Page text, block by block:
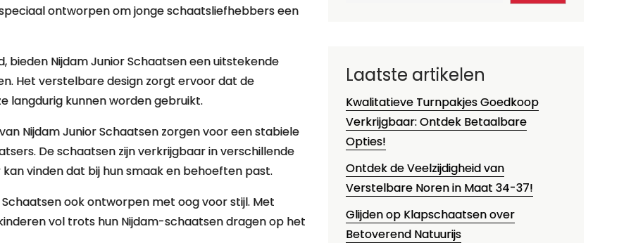
ontworpen om jonge schaatsliefhebbers een
Nijdam Junior Schaatsen een uitstekende
Het verstelbare design zorgt ervoor dat de
langdurig kunnen worden gebruikt.
Nijdam Junior Schaatsen zorgen voor een stabiele
De schaatsen zijn verkrijgbaar in verschillende
vinden dat bij hun smaak en behoeften past.
ook ontworpen met oog voor stijl. Met
vol trots hun Nijdam-schaatsen dragen op het
Laatste artikelen
Kwalitatieve Turnpakjes Goedkoop
Verkrijgbaar: Ontdek Betaalbare
Opties!
Ontdek de Veelzijdigheid van
Verstelbare Noren in Maat 34-37!
Glijden op Klapschaatsen over
Betoverend Natuurijs